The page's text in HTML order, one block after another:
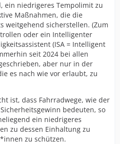
ein niedrigeres Tempolimit zu
Maßnahmen, die die
weitgehend sicherstellen. (Zum
oder ein Intelligenter
(ISA = Intelligent
seit 2024 bei allen
aber nur in der
es nach wie vor erlaubt, zu
ist, dass Fahrradwege, wie der
bedeuten, so
ein niedrigeres
zu dessen Einhaltung zu
zu schützen.